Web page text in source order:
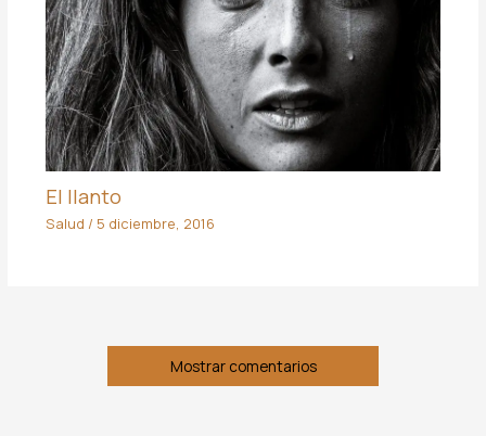
El llanto
Salud / 5 diciembre, 2016
Mostrar comentarios